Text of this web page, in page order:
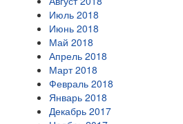
Июль 2018
Июнь 2018
Май 2018
Апрель 2018
Март 2018
Февраль 2018
Январь 2018
Декабрь 2017